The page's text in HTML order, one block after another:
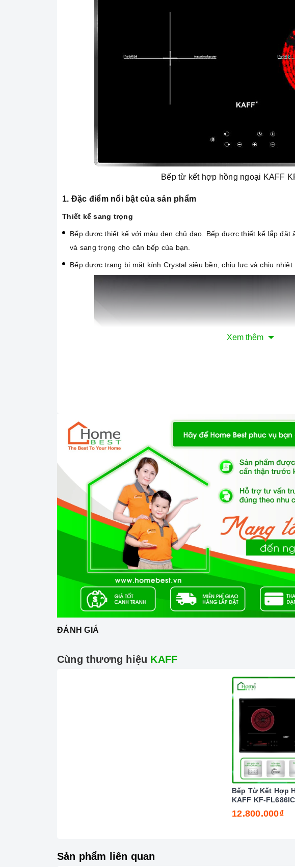
Bếp từ kết hợp hồng ngoại KAFF
1. Đặc điểm nổi bật của sản phẩm
Thiết kế sang trọng
Bếp được thiết kế với màu đen chủ đạo. Bếp được thiết kế lắp đặt
và sang trọng cho căn bếp của bạn.
Bếp được trang bị mặt kính Crystal siêu bền, chịu lực và chịu nhiệt
Mặt kính Crystal, chịu lực,
Công nghệ hiện đại
Bo mạch IGBT SIMENS Made in Germany
Đầu đốt EGO Made in Germany
Công nghệ biến tần INVERTER tiết kiệm 40% điện năng.
Trang bị 9 dải công suất nấu.
Công nghệ hiện đại
Bếp sẽ tự động chia
Tránh trường hợp trẻ nghịch ngợm
Xem thêm
ĐÁNH GIÁ
Cùng thương hiệu KAFF
Bếp Từ Kết Hợp
KAFF KF-
(New 2026)
12.800.000₫
Sản phẩm liên quan